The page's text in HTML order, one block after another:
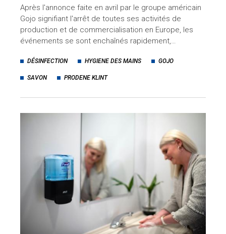
Après l'annonce faite en avril par le groupe américain
Gojo signifiant l'arrêt de toutes ses activités de
production et de commercialisation en Europe, les
événements se sont enchaînés rapidement,…
DÉSINFECTION HYGIENE DES MAINS GOJO
SAVON PRODENE KLINT